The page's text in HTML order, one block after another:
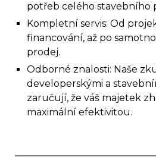
potřeb celého stavebního
Kompletní servis: Od
financování, až po
prodej.
Odborné znalosti: Naše
developerskými a
zaručují, že váš majetek
maximální efektivitou.